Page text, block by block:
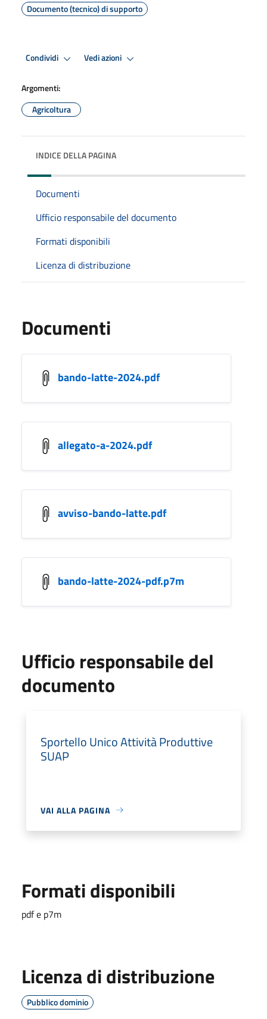
Documento (tecnico) di supporto
Condividi Vedi azioni
Argomenti:
Agricoltura
INDICE DELLA PAGINA
Documenti
Ufficio responsabile del documento
Formati disponibili
Licenza di distribuzione
Documenti
bando-latte-2024.pdf
allegato-a-2024.pdf
avviso-bando-latte.pdf
bando-latte-2024-pdf.p7m
Ufficio responsabile del
documento
Sportello Unico Attività Produttive
SUAP
VAI ALLA PAGINA
Formati disponibili
pdf e p7m
Licenza di distribuzione
Pubblico dominio